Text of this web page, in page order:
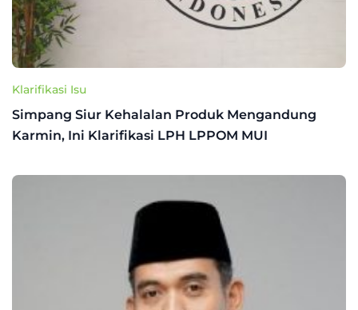
Klarifikasi Isu
Simpang Siur Kehalalan Produk Mengandung
Karmin, Ini Klarifikasi LPH LPPOM MUI